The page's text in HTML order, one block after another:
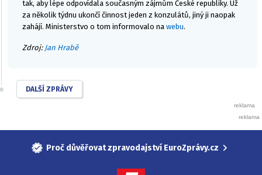
tak, aby lépe odpovídala současným zájmům České republiky. Už
za několik týdnu ukončí činnost jeden z konzulátů, jiný ji naopak
zahájí. Ministerstvo o tom informovalo na webu.
Zdroj: Jan Hrabě
DALŠÍ ZPRÁVY
Proč důvěřovat zpravodajství EuroZprávy.cz